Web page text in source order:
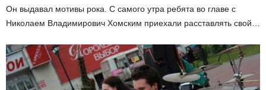
Он выдавал мотивы рока. С самого утра ребята во главе с
Николаем Владимирович Хомским приехали расставлять свой…